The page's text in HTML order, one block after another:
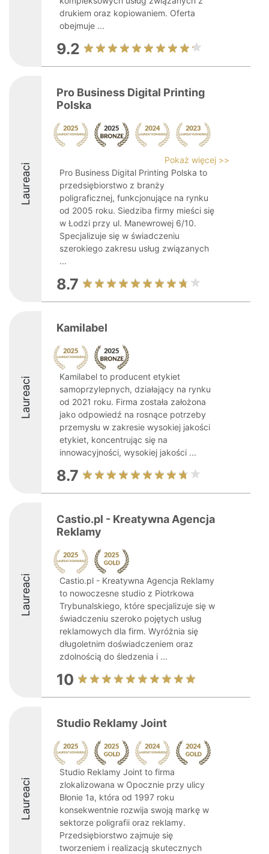
drukiem oraz kopiowaniem. Oferta
obejmuje ...
9.2
Laureaci
Pro Business Digital Printing
Polska
Pokaż więcej >>
Pro Business Digital Printing Polska to
przedsiębiorstwo z branży
poligraficznej, funkcjonujące na rynku
od 2005 roku. Siedziba firmy mieści się
w Łodzi przy ul. Manewrowej 6/10.
Specjalizuje się w świadczeniu
szerokiego zakresu usług związanych
...
8.7
Laureaci
Kamilabel
Kamilabel to producent etykiet
samoprzylepnych, działający na rynku
od 2021 roku. Firma została założona
jako odpowiedź na rosnące potrzeby
przemysłu w zakresie wysokiej jakości
etykiet, koncentrując się na
innowacyjności, wysokiej jakości ...
8.7
Laureaci
Castio.pl - Kreatywna Agencja
Reklamy
Castio.pl - Kreatywna Agencja Reklamy
to nowoczesne studio z Piotrkowa
Trybunalskiego, które specjalizuje się w
świadczeniu szeroko pojętych usług
reklamowych dla firm. Wyróżnia się
długoletnim doświadczeniem oraz
zdolnością do śledzenia i ...
10
Laureaci
Studio Reklamy Joint
Studio Reklamy Joint to firma
zlokalizowana w Opocznie przy ulicy
Błonie 1a, która od 1997 roku
konsekwentnie rozwija swoją markę w
sektorze poligrafii oraz reklamy.
Przedsiębiorstwo zajmuje się
tworzeniem i realizacją skutecznych